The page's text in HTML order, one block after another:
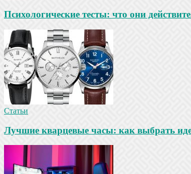
Психологические тесты: что они
Статьи
Лучшие кварцевые часы: как выбрать